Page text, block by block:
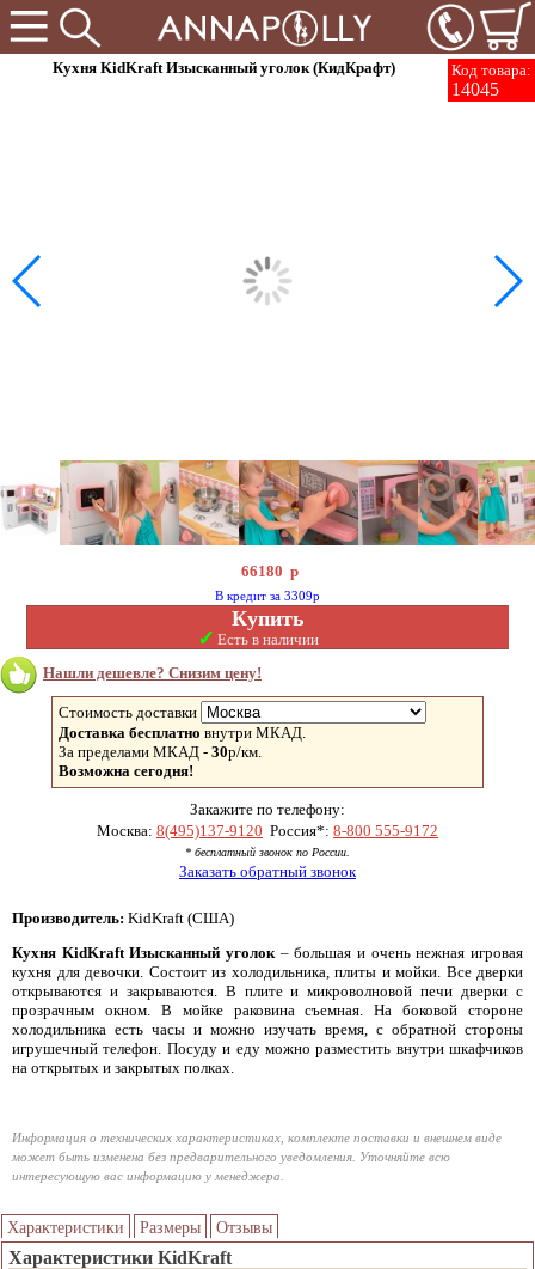
Код товара:
14045
Кухня KidKraft Изысканный уголок (КидКрафт)
66180 р
В кредит за 3309р
Купить
✓ Есть в наличии
Нашли дешевле? Снизим цену!
Стоимость доставки
Доставка бесплатно внутри МКАД.
За пределами МКАД - 30р/км.
Возможна сегодня!
Закажите по телефону:
Москва: 8(495)137-9120 Россия*: 8-800 555-9172
* бесплатный звонок по России.
Заказать обратный звонок
Производитель: KidKraft (США)
Кухня KidKraft Изысканный уголок– большая и очень нежная игровая
кухня для девочки. Состоит из холодильника, плиты и мойки. Все дверки
открываются и закрываются. В плите и микроволновой печи дверки с
прозрачным окном. В мойке раковина съемная. На боковой стороне
холодильника есть часы и можно изучать время, с обратной стороны
игрушечный телефон. Посуду и еду можно разместить внутри шкафчиков
на открытых и закрытых полках.
Информация о технических характеристиках, комплекте поставки и внешнем виде
может быть изменена без предварительного уведомления. Уточняйте всю
интересующую вас информацию у менеджера.
Характеристики Размеры Отзывы
Характеристики KidKraft